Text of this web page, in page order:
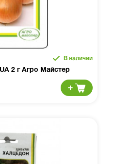
В наличии
2 г Агро Майстер